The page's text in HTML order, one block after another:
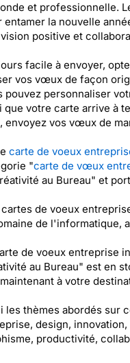
et professionnelle.
entamer la nouvelle
positive et
facile à envoyer,
vos vœux de façon
pouvez personnaliser
que votre carte arrive à
envoyez vos vœux de
carte de voeux
"carte de vœux
au Bureau" et
cartes de voeux
de l'informatique,
de voeux entreprise
au Bureau" est en
à votre
les thèmes abordés sur
design,
productivité,